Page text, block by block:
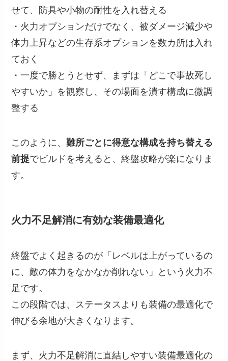
せて、防具や小物の耐性を入れ替える
・火力オプションだけでなく、被ダメージ減少や
体力上昇などの生存系オプションを数カ所は入れ
ておく
・一度で勝とうとせず、まずは「どこで事故死し
やすいか」を観察し、その場面を潰す構成に微調
整する
このように、難所ごとに得意な構成を持ち替える
前提でビルドを考えると、終盤攻略が楽になりま
す。
火力不足解消に有効な装備最適化
終盤でよく起きるのが「レベルは上がっているの
に、敵の体力をなかなか削れない」という火力不
足です。
この段階では、ステータスよりも装備の最適化で
伸びる余地が大きくなります。
まず、火力不足解消に直結しやすい装備最適化の